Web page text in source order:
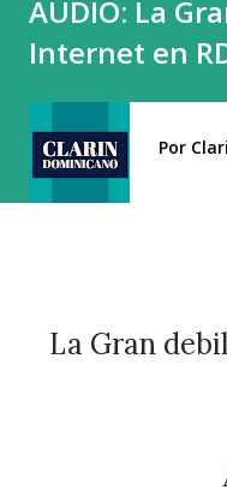
AUDIO: La
Internet en
Por
La Gran